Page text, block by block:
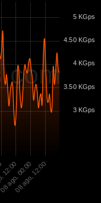
ago, 00:00
08 ago, 12:00
3 KGps
3.50 KGps
4 KGps
4.50 KGps
5 KGps